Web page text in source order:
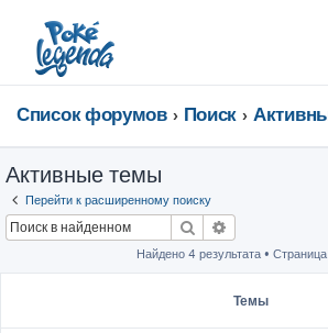
Список форумов Поиск
Активные темы
Перейти к расширенному поиску
Поиск
Найдено 4 результата • Страница
Темы